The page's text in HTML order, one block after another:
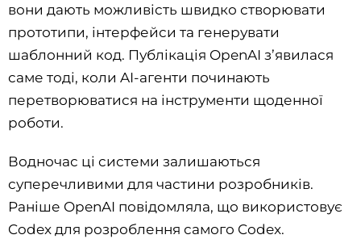
вони дають можливість швидко створювати
прототипи, інтерфейси та генерувати
шаблонний код. Публікація OpenAI з’явилася
саме тоді, коли AI-агенти починають
перетворюватися на інструменти щоденної
роботи.
Водночас ці системи залишаються
суперечливими для частини розробників.
Раніше OpenAI повідомляла, що використовує
Codex для розроблення самого Codex.